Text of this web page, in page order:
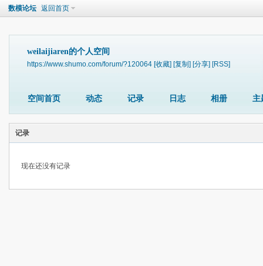
数模论坛 返回首页
weilaijiaren的个人空间
https://www.shumo.com/forum/?120064 [收藏] [复制] [分享] [RSS]
空间首页 动态 记录 日志 相册 主
记录
现在还没有记录